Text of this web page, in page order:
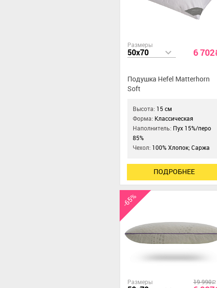
Размеры
50x70 6 702
Подушка Hefel Matterhorn
Soft
Высота: 15 см
Форма: Классическая
Наполнитель: Пух 15%/перо
85%
Чехол: 100% Хлопок; Саржа
ПОДРОБНЕЕ
-65%
Размеры 19 990a